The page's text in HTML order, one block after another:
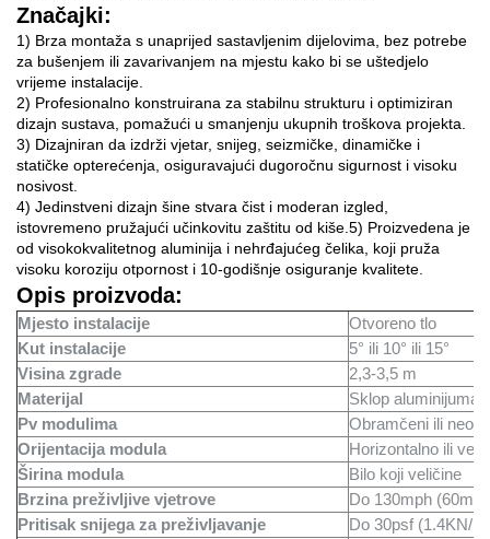
Značajki:
1) Brza montaža s unaprijed sastavljenim dijelovima, bez potrebe
za bušenjem ili zavarivanjem na mjestu kako bi se uštedjelo
vrijeme instalacije.
2) Profesionalno konstruirana za stabilnu strukturu i optimiziran
dizajn sustava, pomažući u smanjenju ukupnih troškova projekta.
3) Dizajniran da izdrži vjetar, snijeg, seizmičke, dinamičke i
statičke opterećenja, osiguravajući dugoročnu sigurnost i visoku
nosivost.
4) Jedinstveni dizajn šine stvara čist i moderan izgled,
istovremeno pružajući učinkovitu zaštitu od kiše.5) Proizvedena je
od visokokvalitetnog aluminija i nehrđajućeg čelika, koji pruža
visoku koroziju otpornost i 10-godišnje osiguranje kvalitete.
Opis proizvoda:
Mjesto instalacije
Otvoreno tlo
Kut instalacije
5° ili 10° ili 15°
Visina zgrade
2,3-3,5 m
Materijal
Sklop aluminijuma
Pv modulima
Obramčeni ili
Orijentacija modula
Horizontalno ili
Širina modula
Bilo koji veličine
Brzina preživljive vjetrove
Do 130mph (60m/
Pritisak snijega za preživljavanje
Do 30psf (1.4KN/